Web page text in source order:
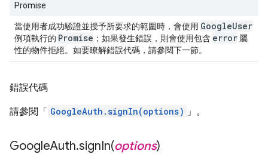
Promise
當使用者成功驗證並授予所要求的範圍時，會使用 GoogleUser
例項執行的 Promise ；如果發生錯誤，則會使用包含 error 屬
性的物件拒絕。如要瞭解錯誤代碼，請參閱下一節。
錯誤代碼
請參閱「 GoogleAuth.signIn(options) 」。
GoogleAuth.signIn(options)